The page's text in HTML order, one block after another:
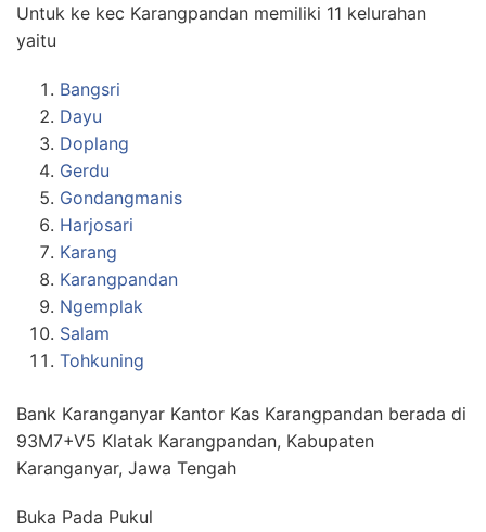
Untuk ke kec Karangpandan memiliki 11 kelurahan
yaitu
Bangsri
Dayu
Doplang
Gerdu
Gondangmanis
Harjosari
Karang
Karangpandan
Ngemplak
Salam
Tohkuning
Bank Karanganyar Kantor Kas Karangpandan berada di
93M7+V5 Klatak Karangpandan, Kabupaten
Karanganyar, Jawa Tengah
Buka Pada Pukul